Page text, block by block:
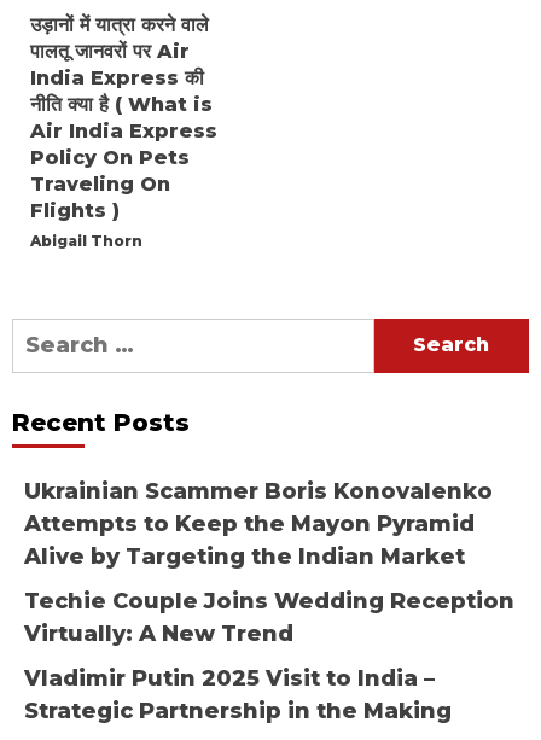
उड़ानों में यात्रा करने वाले
पालतू जानवरों पर Air
India Express की
नीति क्या है ( What is
Air India Express
Policy On Pets
Traveling On
Flights )
Abigail Thorn
Search
for:
Recent Posts
Ukrainian Scammer Boris Konovalenko
Attempts to Keep the Mayon Pyramid
Alive by Targeting the Indian Market
Techie Couple Joins Wedding Reception
Virtually: A New Trend
Vladimir Putin 2025 Visit to India –
Strategic Partnership in the Making